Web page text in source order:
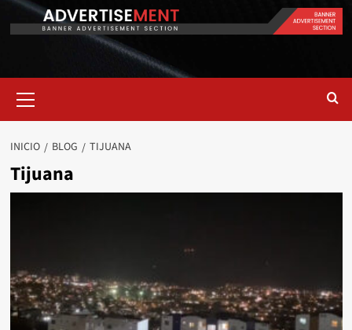
INICIO BLOG TIJUANA
Tijuana